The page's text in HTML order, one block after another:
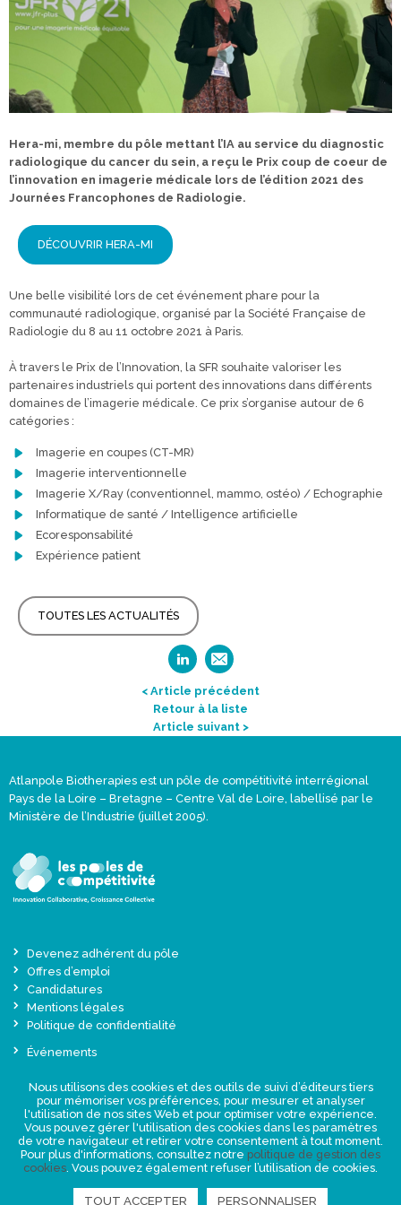
Hera-mi, membre du pôle mettant l’IA au service du diagnostic
radiologique du cancer du sein, a reçu le Prix coup de coeur de
l’innovation en imagerie médicale lors de l’édition 2021 des
Journées Francophones de Radiologie.
DÉCOUVRIR HERA-MI
Une belle visibilité lors de cet événement phare pour la
communauté radiologique, organisé par la Société Française de
Radiologie du 8 au 11 octobre 2021 à Paris.
À travers le Prix de l’Innovation, la SFR souhaite valoriser les
partenaires industriels qui portent des innovations dans différents
domaines de l’imagerie médicale. Ce prix s’organise autour de 6
catégories :
Imagerie en coupes (CT-MR)
Imagerie interventionnelle
Imagerie X/Ray (conventionnel, mammo, ostéo) / Echographie
Informatique de santé / Intelligence artificielle
Ecoresponsabilité
Expérience patient
TOUTES LES ACTUALITÉS
< Article précédent
Retour à la liste
Article suivant >
Atlanpole Biotherapies est un pôle de compétitivité interrégional
Pays de la Loire – Bretagne – Centre Val de Loire, labellisé par le
Ministère de l’Industrie (juillet 2005).
Devenez adhérent du pôle
Offres d’emploi
Candidatures
Mentions légales
Politique de confidentialité
Événements
Une offre globale sur-mesure
Presse
NEWSLETTER
Nous utilisons des cookies et des outils de suivi d’éditeurs tiers
pour mémoriser vos préférences, pour mesurer et analyser
l'utilisation de nos sites Web et pour optimiser votre expérience.
Vous pouvez gérer l'utilisation des cookies dans les paramètres
de votre navigateur et retirer votre consentement à tout moment.
Pour plus d'informations, consultez notre politique de gestion des
cookies. Vous pouvez également refuser l’utilisation de cookies.
TOUT ACCEPTER PERSONNALISER